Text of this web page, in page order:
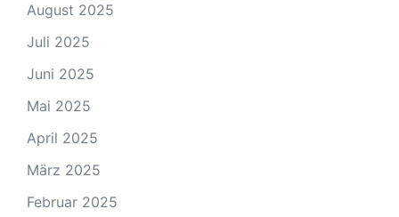
August 2025
Juli 2025
Juni 2025
Mai 2025
April 2025
März 2025
Februar 2025